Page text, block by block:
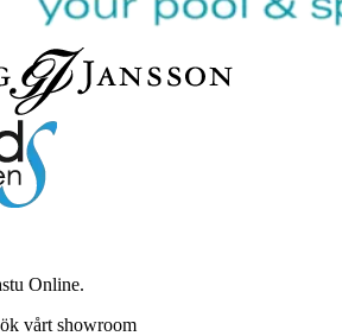
Online.
vårt showroom